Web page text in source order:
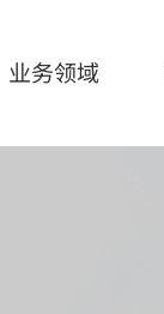
业务领域